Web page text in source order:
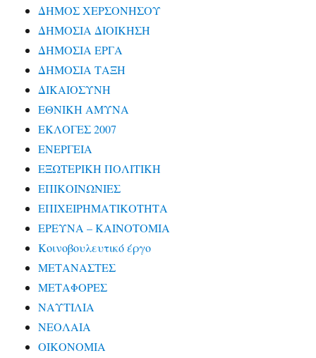
ΔΗΜΟΣ ΧΕΡΣΟΝΗΣΟΥ
ΔΗΜΟΣΙΑ ΔΙΟΙΚΗΣΗ
ΔΗΜΟΣΙΑ ΕΡΓΑ
ΔΗΜΟΣΙΑ ΤΑΞΗ
ΔΙΚΑΙΟΣΥΝΗ
ΕΘΝΙΚΗ ΑΜΥΝΑ
ΕΚΛΟΓΕΣ 2007
ΕΝΕΡΓΕΙΑ
ΕΞΩΤΕΡΙΚΗ ΠΟΛΙΤΙΚΗ
ΕΠΙΚΟΙΝΩΝΙΕΣ
ΕΠΙΧΕΙΡΗΜΑΤΙΚΟΤΗΤΑ
ΕΡΕΥΝΑ – ΚΑΙΝΟΤΟΜΙΑ
Κοινοβουλευτικό έργο
ΜΕΤΑΝΑΣΤΕΣ
ΜΕΤΑΦΟΡΕΣ
ΝΑΥΤΙΛΙΑ
ΝΕΟΛΑΙΑ
ΟΙΚΟΝΟΜΙΑ